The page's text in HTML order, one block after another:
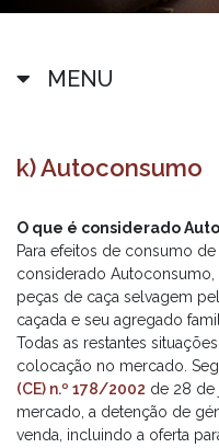
MENU
k) Autoconsumo
O que é considerado
Para efeitos de consumo
considerado
peças de caça selvagem
caçada e seu agregado
Todas as restantes
colocação no mercado.
(CE) n.º 178/2002 de 28 de
mercado, a detenção de
venda, incluindo a oferta